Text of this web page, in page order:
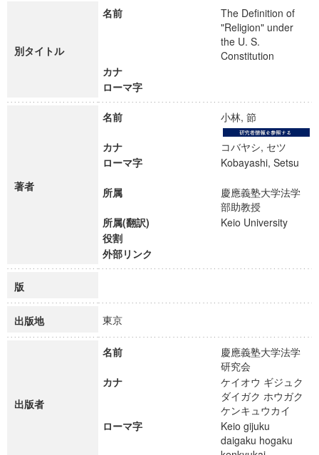
別タイトル
名前
The Definition of
"Religion" under
the U. S.
Constitution
カナ
ローマ字
著者
名前 小林, 節
カナ
コバヤシ, セツ
ローマ字
Kobayashi, Setsu
所属
慶應義塾大学法学
部助教授
所属(翻訳)
Keio University
役割
外部リンク
版
出版地 東京
出版者
名前
慶應義塾大学法学
研究会
カナ
ケイオウ ギジュク
ダイガク ホウガク
ケンキュウカイ
ローマ字
Keio gijuku
daigaku hogaku